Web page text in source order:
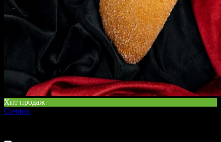
Хит продаж
Сочник